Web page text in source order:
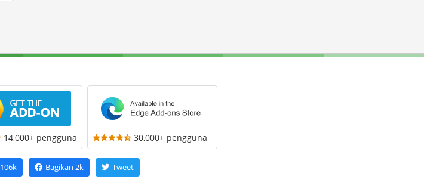
14,000+ pengguna 30,000+ pengguna
106k Bagikan 2k Tweet